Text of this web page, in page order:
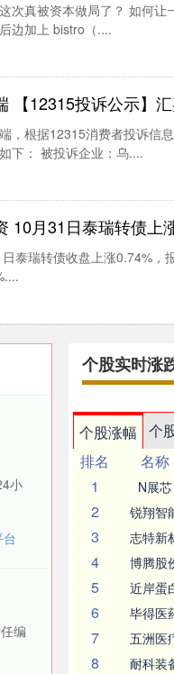
次真被资本做局了？ 如何
边加上 bistro（....
投诉公示】汇嘉时代新增4件投
，根据12315消费者投诉信
下： 被投诉企业：乌....
10月31日泰瑞转债上
泰瑞转债收盘上涨0.74%，
小
编
个股实时涨
个股涨幅 个
排名
名称
1
N展芯
2 锐翔智
3 志特新
4 博腾股
5 近岸蛋
6 毕得医
7 五洲医
8 耐科装